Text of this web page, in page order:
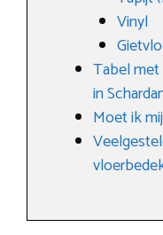
Vinyl
Tabel
in
Moet ik